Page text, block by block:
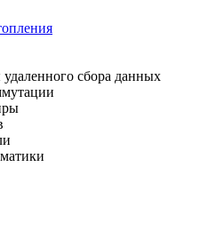
сбора данных